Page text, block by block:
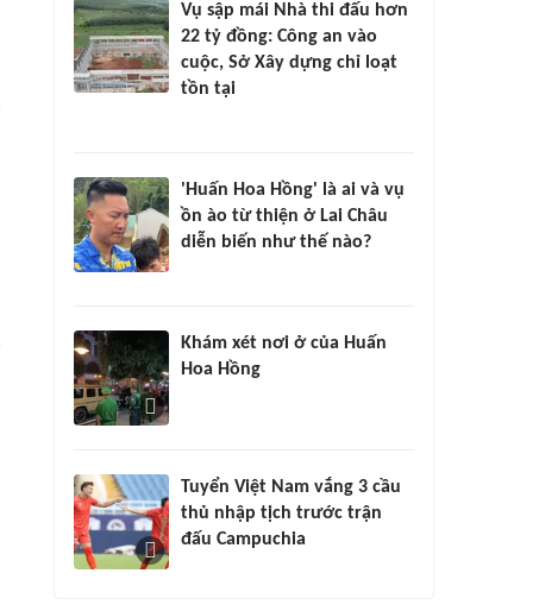
Vụ sập mái Nhà thi đấu hơn
22 tỷ đồng: Công an vào
cuộc, Sở Xây dựng chỉ loạt
tồn tại
'Huấn Hoa Hồng' là ai và vụ
ồn ào từ thiện ở Lai Châu
diễn biến như thế nào?
Khám xét nơi ở của Huấn
Hoa Hồng
Tuyển Việt Nam vắng 3 cầu
thủ nhập tịch trước trận
đấu Campuchia